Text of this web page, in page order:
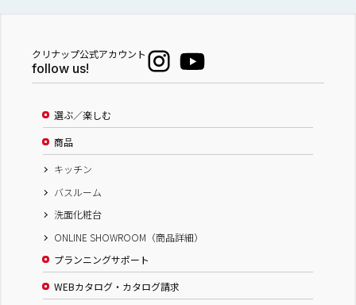
クリナップ公式アカウント
follow us!
選ぶ／楽しむ
商品
キッチン
バスルーム
洗面化粧台
ONLINE SHOWROOM（商品詳細）
プランニングサポート
WEBカタログ・カタログ請求